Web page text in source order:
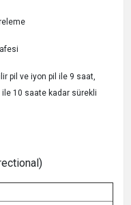
pil ve iyon pil ile 9 saat,
ile 10 saate kadar sürekli